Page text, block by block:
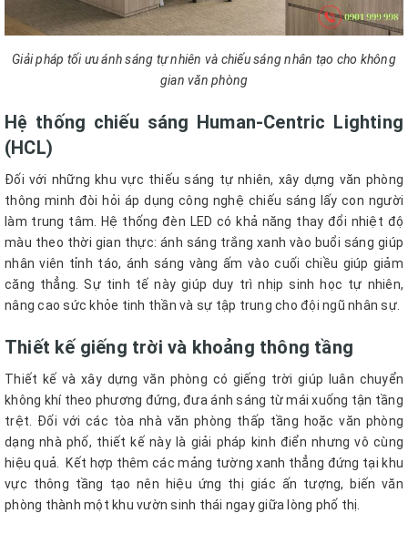
Giải pháp tối ưu ánh sáng tự nhiên và chiếu sáng nhân tạo cho không
gian văn phòng
Hệ thống chiếu sáng Human-Centric Lighting
(HCL)
Đối với những khu vực thiếu sáng tự nhiên, xây dựng văn phòng
thông minh đòi hỏi áp dụng công nghệ chiếu sáng lấy con người
làm trung tâm. Hệ thống đèn LED có khả năng thay đổi nhiệt độ
màu theo thời gian thực: ánh sáng trắng xanh vào buổi sáng giúp
nhân viên tỉnh táo, ánh sáng vàng ấm vào cuối chiều giúp giảm
căng thẳng. Sự tinh tế này giúp duy trì nhịp sinh học tự nhiên,
nâng cao sức khỏe tinh thần và sự tập trung cho đội ngũ nhân sự.
Thiết kế giếng trời và khoảng thông tầng
Thiết kế và xây dựng văn phòng có giếng trời giúp luân chuyển
không khí theo phương đứng, đưa ánh sáng từ mái xuống tận tầng
trệt. Đối với các tòa nhà văn phòng thấp tầng hoặc văn phòng
dạng nhà phố, thiết kế này là giải pháp kinh điển nhưng vô cùng
hiệu quả. Kết hợp thêm các mảng tường xanh thẳng đứng tại khu
vực thông tầng tạo nên hiệu ứng thị giác ấn tượng, biến văn
phòng thành một khu vườn sinh thái ngay giữa lòng phố thị.